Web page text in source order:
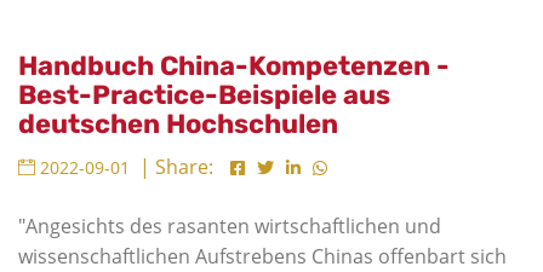
Handbuch China-Kompetenzen -
Best-Practice-Beispiele aus
deutschen Hochschulen
2022-09-01 | Share:
"Angesichts des rasanten wirtschaftlichen und
wissenschaftlichen Aufstrebens Chinas offenbart sich